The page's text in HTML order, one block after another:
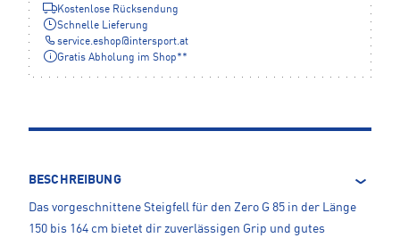
Kostenlose Rücksendung
Schnelle Lieferung
service.eshop@intersport.at
Gratis Abholung im Shop**
BESCHREIBUNG
Das vorgeschnittene Steigfell für den Zero G 85 in der Länge
150 bis 164 cm bietet dir zuverlässigen Grip und gutes